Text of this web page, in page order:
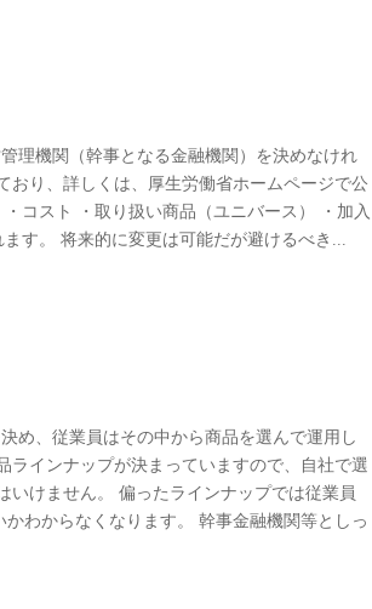
理機関（幹事となる金融機関）を決めなけれ
おり、詳しくは、厚生労働省ホームページで公
コスト ・取り扱い商品（ユニバース） ・加入
す。 将来的に変更は可能だが避けるべき...
め、従業員はその中から商品を選んで運用し
ラインナップが決まっていますので、自社で選
いけません。 偏ったラインナップでは従業員
わからなくなります。 幹事金融機関等としっ